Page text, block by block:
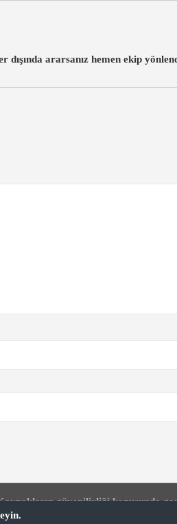
ararsanız hemen ekip
güvenilirliği konusunda
kabul etmiş sayılırsınız.